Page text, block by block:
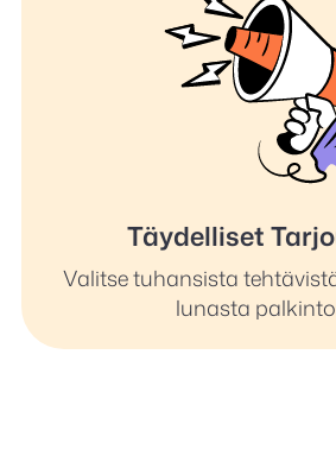
Täydelliset
Valitse tuhansista
lunasta